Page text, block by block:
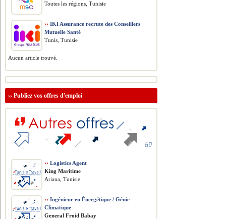
Toutes les régions, Tunisie
›› IKI Assurance recrute des Conseillers
Mutuelle Santé
Tunis, Tunisie
Aucun article trouvé.
››Publiez vos offres d'emploi
›› Logistics Agent
King Maritime
Ariana, Tunisie
›› Ingénieur en Énergétique / Génie
Climatique
General Froid Babay